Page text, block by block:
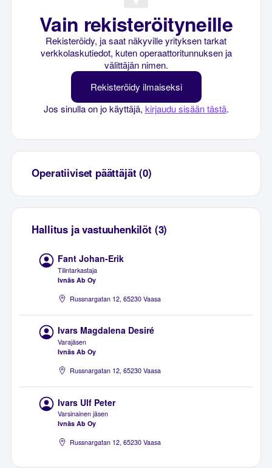
Vain rekisteröityneille
Rekisteröidy, ja saat näkyville yrityksen tarkat
verkkolaskutiedot, kuten operaattoritunnuksen ja
välittäjän nimen.
Rekisteröidy ilmaiseksi
Jos sinulla on jo käyttäjä, kirjaudu sisään tästä.
Operatiiviset päättäjät (0)
Hallitus ja vastuuhenkilöt (3)
Fant Johan-Erik
Tilintarkastaja
Ivnäs Ab Oy
Russnargatan 12, 65230 Vaasa
Ivars Magdalena Desiré
Varajäsen
Ivnäs Ab Oy
Russnargatan 12, 65230 Vaasa
Ivars Ulf Peter
Varsinainen jäsen
Ivnäs Ab Oy
Russnargatan 12, 65230 Vaasa